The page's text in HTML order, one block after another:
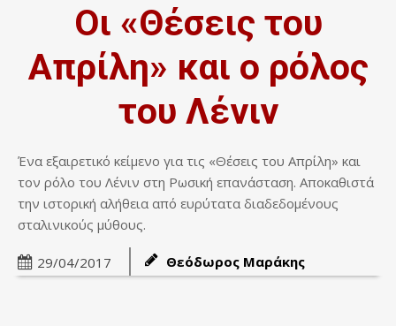
Οι «Θέσεις του
Απρίλη» και ο ρόλος
του Λένιν
Ένα εξαιρετικό κείμενο για τις «Θέσεις του Απρίλη» και
τον ρόλο του Λένιν στη Ρωσική επανάσταση. Αποκαθιστά
την ιστορική αλήθεια από ευρύτατα διαδεδομένους
σταλινικούς μύθους.
29/04/2017 Θεόδωρος Μαράκης